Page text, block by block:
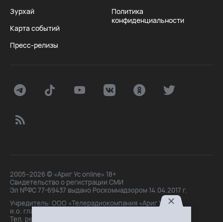
Зурхай
Карта событий
Пресс-релизы
Политика
конфиденциальности
2005–2026 © «Ариг Ус online» 18+
Свидетельство о регистрации СМИ
Эл №ФС 77-69437 выдано Роскомнадзором 14.04.2017 г.
Учредитель: ООО «Телерадиокомпания «Ариг Ус»,
и.о. главного редактора: Маханова О.Б.
Тел. peдakции: +7(3012)21-30-14,